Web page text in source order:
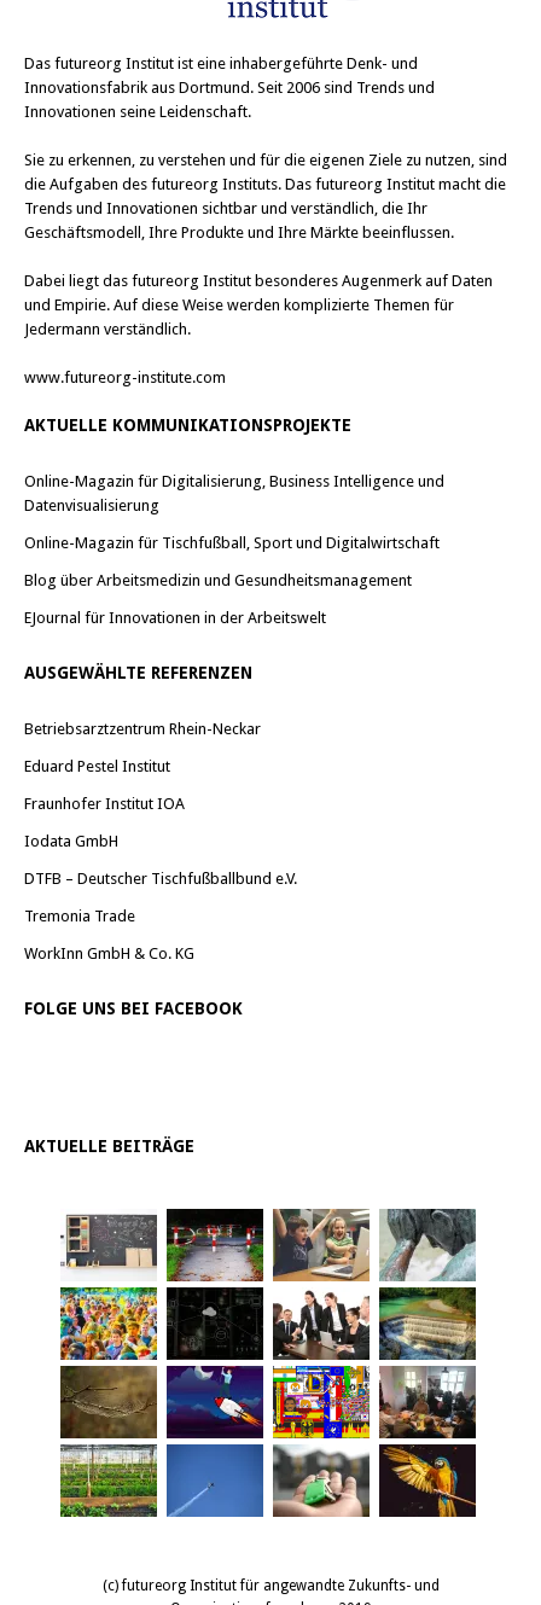
Das futureorg Institut ist eine inhabergeführte Denk- und
Innovationsfabrik aus Dortmund. Seit 2006 sind Trends und
Innovationen seine Leidenschaft.
Sie zu erkennen, zu verstehen und für die eigenen Ziele zu nutzen, sind
die Aufgaben des futureorg Instituts. Das futureorg Institut macht die
Trends und Innovationen sichtbar und verständlich, die Ihr
Geschäftsmodell, Ihre Produkte und Ihre Märkte beeinflussen.
Dabei liegt das futureorg Institut besonderes Augenmerk auf Daten
und Empirie. Auf diese Weise werden komplizierte Themen für
Jedermann verständlich.
www.futureorg-institute.com
AKTUELLE KOMMUNIKATIONSPROJEKTE
Online-Magazin für Digitalisierung, Business Intelligence und
Datenvisualisierung
Online-Magazin für Tischfußball, Sport und Digitalwirtschaft
Blog über Arbeitsmedizin und Gesundheitsmanagement
EJournal für Innovationen in der Arbeitswelt
AUSGEWÄHLTE REFERENZEN
Betriebsarztzentrum Rhein-Neckar
Eduard Pestel Institut
Fraunhofer Institut IOA
Iodata GmbH
DTFB – Deutscher Tischfußballbund e.V.
Tremonia Trade
WorkInn GmbH & Co. KG
FOLGE UNS BEI FACEBOOK
AKTUELLE BEITRÄGE
(c) futureorg Institut für angewandte Zukunfts- und